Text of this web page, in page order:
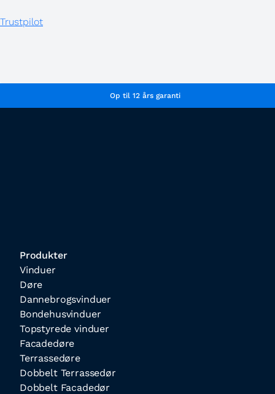
Trustpilot
Op til 12 års garanti
Produkter
Vinduer
Døre
Dannebrogsvinduer
Bondehusvinduer
Topstyrede vinduer
Facadedøre
Terrassedøre
Dobbelt Terrassedør
Dobbelt Facadedør